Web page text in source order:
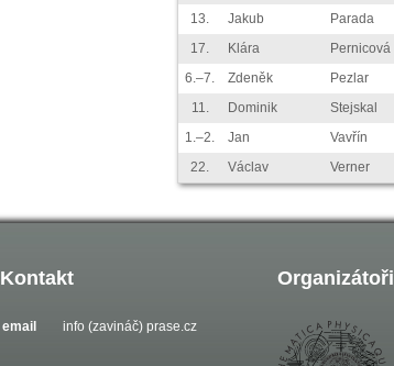
13.
Jakub Parada
17.
Klára Pernicová
6.–7.
Zdeněk Pezlar
11.
Dominik Stejskal
1.–2.
Jan Vavřín
22.
Václav Verner
Kontakt
email info (zavináč) prase.cz
Organizátoři